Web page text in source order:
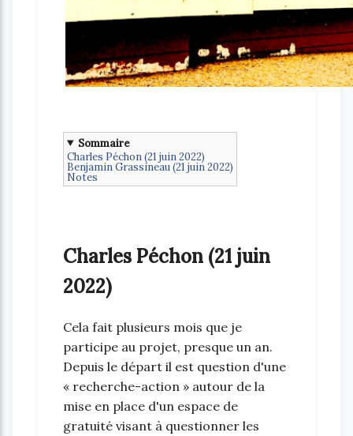
Sommaire
Charles Péchon (21 juin 2022)
Benjamin Grassineau (21 juin 2022)
Notes
Charles Péchon (21 juin
2022)
Cela fait plusieurs mois que je
participe au projet, presque un an.
Depuis le départ il est question d'une
« recherche-action » autour de la
mise en place d'un espace de
gratuité visant à questionner les